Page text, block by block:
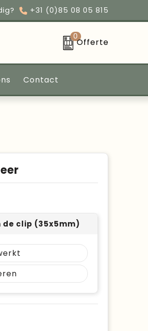
+31 (0)85 08 05 815
0
Offerte
Contact
clip (35x5mm)